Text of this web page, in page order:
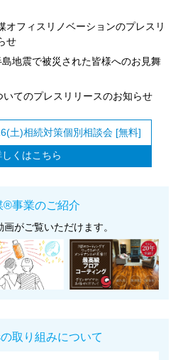
オフィスリノベーションのプレスリ
せ
地震で被災された皆様へのお見舞
てのプレスリリースのお知らせ
土)相続対策個別相談会 [無料]
しくはこちら
®︎事業のご紹介
がご覧いただけます。
取り組みについて